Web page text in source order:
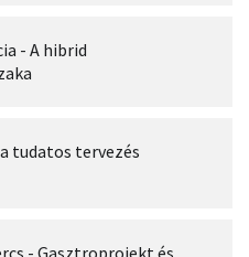
- A hibrid
tudatos tervezés